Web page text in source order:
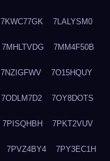
7KWC77GK 7LALYSM0
7MHLTVDG 7MM4F50B
7NZIGFWV 7O15HQUY
7ODLM7D2 7OY8DOTS
7PISQHBH 7PKT2VUV
7PVZ4BY4 7PY3EC1H